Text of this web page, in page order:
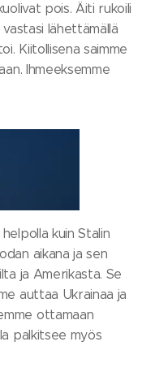
pois. Äiti rukoili
lähettämällä
Kiitollisena saimme
Ihmeeksemme
kuin Stalin
aikana ja sen
ja Amerikasta. Se
auttaa Ukrainaa ja
ottamaan
palkitsee myös